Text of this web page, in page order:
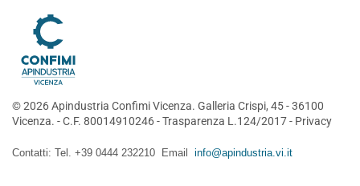
©2026Apindustria Confimi Vicenza. Galleria Crispi, 45 - 36100
Vicenza. - C.F. 80014910246 -Trasparenza L.124/2017- Privacy
Contatti: Tel. +39 0444 232210 Email info@apindustria.vi.it